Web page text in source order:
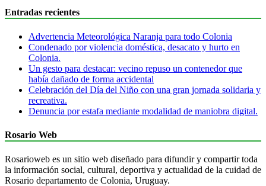
Entradas recientes
Advertencia Meteorológica Naranja para todo Colonia
Condenado por violencia doméstica, desacato y hurto en
Colonia.
Un gesto para destacar: vecino repuso un contenedor que
había dañado de forma accidental
Celebración del Día del Niño con una gran jornada solidaria y
recreativa.
Denuncia por estafa mediante modalidad de maniobra digital.
Rosario Web
Rosarioweb es un sitio web diseñado para difundir y compartir toda
la información social, cultural, deportiva y actualidad de la cuidad de
Rosario departamento de Colonia, Uruguay.